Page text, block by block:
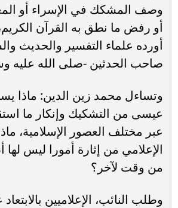
وصف المشكك في الإسراء أو
أو رفض ما نطق به القرآن
أورده علماء التفسير والحديث
صاحب الحدثين -صلى الله عليه
وتساءل محمد زين الدين: ماذا
عيسى من التشكيك وإنكار ما
عبر مختلف العصور الإسلامية،
الإعلامي من إثارة أمورا ليس لها
من وقت لآخر؟
وطلب النائب، الإعلاميين